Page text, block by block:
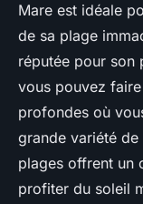
Mare est idéale
de sa plage
réputée pour son
vous pouvez
profondes où
grande variété
plages offrent un
profiter du soleil